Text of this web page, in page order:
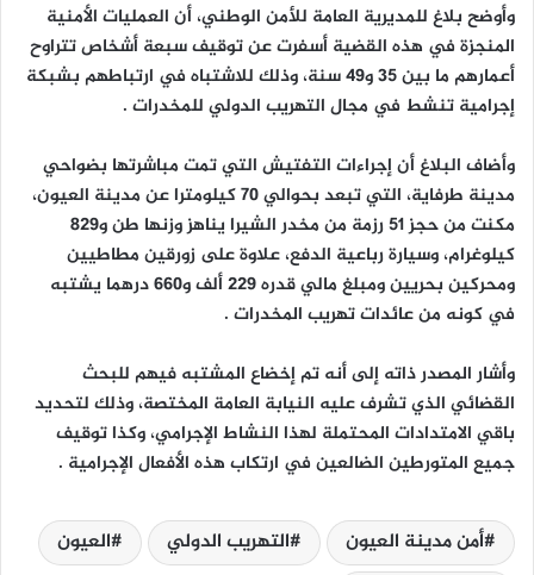
وأوضح بلاغ للمديرية العامة للأمن الوطني، أن العمليات الأمنية
المنجزة في هذه القضية أسفرت عن توقيف سبعة أشخاص تتراوح
أعمارهم ما بين 35 و49 سنة، وذلك للاشتباه في ارتباطهم بشبكة
إجرامية تنشط في مجال التهريب الدولي للمخدرات .
وأضاف البلاغ أن إجراءات التفتيش التي تمت مباشرتها بضواحي
مدينة طرفاية، التي تبعد بحوالي 70 كيلومترا عن مدينة العيون،
مكنت من حجز 51 رزمة من مخدر الشيرا يناهز وزنها طن و829
كيلوغرام، وسيارة رباعية الدفع، علاوة على زورقين مطاطيين
ومحركين بحريين ومبلغ مالي قدره 229 ألف و660 درهما يشتبه
في كونه من عائدات تهريب المخدرات .
وأشار المصدر ذاته إلى أنه تم إخضاع المشتبه فيهم للبحث
القضائي الذي تشرف عليه النيابة العامة المختصة، وذلك لتحديد
باقي الامتدادات المحتملة لهذا النشاط الإجرامي، وكذا توقيف
جميع المتورطين الضالعين في ارتكاب هذه الأفعال الإجرامية .
أمن مدينة العيون التهريب الدولي
العيون